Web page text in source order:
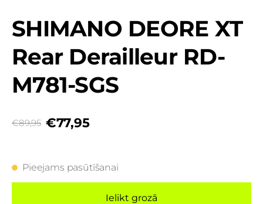
SHIMANO DEORE XT
Rear Derailleur RD-
M781-SGS
€89,95 €77,95
Pieejams pasūtīšanai
Ielikt grozā